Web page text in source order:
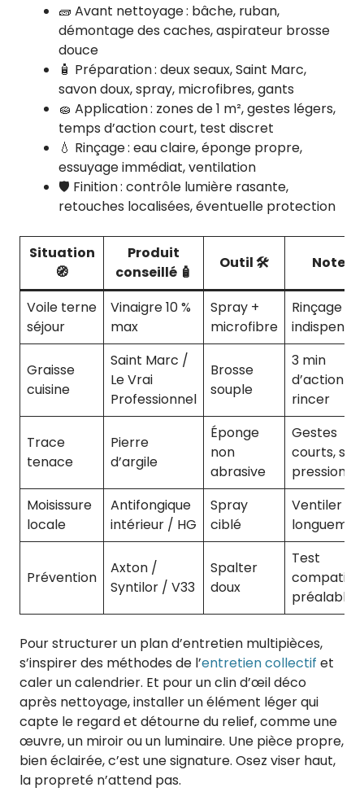
🧱 Avant nettoyage : bâche, ruban,
démontage des caches, aspirateur brosse
douce
🧴 Préparation : deux seaux, Saint Marc,
savon doux, spray, microfibres, gants
🧽 Application : zones de 1 m², gestes légers,
temps d’action court, test discret
💧 Rinçage : eau claire, éponge propre,
essuyage immédiat, ventilation
🛡️ Finition : contrôle lumière rasante,
retouches localisées, éventuelle protection
Situation
🧭
Produit
conseillé 🧴
Outil 🛠️ Note ⚑
Voile terne
séjour
Vinaigre 10 %
max
Spray +
microfibre
Rinçage
Graisse
cuisine
Saint Marc /
Le Vrai
Professionnel
Brosse
souple
3 min
d’action
rincer
Trace
tenace
Pierre
d’argile
Éponge
non
abrasive
Gestes
courts,
pression
Moisissure
locale
Antifongique
intérieur / HG
Spray
ciblé
Ventiler
Prévention
Axton /
Syntilor / V33
Spalter
doux
Test
préalable
Pour structurer un plan d’entretien multipièces,
s’inspirer des méthodes de l’entretien collectif et
caler un calendrier. Et pour un clin d’œil déco
après nettoyage, installer un élément léger qui
capte le regard et détourne du relief, comme une
œuvre, un miroir ou un luminaire. Une pièce propre,
bien éclairée, c’est une signature. Osez viser haut,
la propreté n’attend pas.